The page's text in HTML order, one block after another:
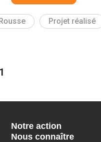
Projet réalisé
1
Notre action
Nous connaître